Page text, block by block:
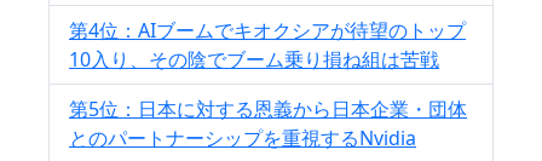
第4位：AIブームでキオクシアが待望のトップ
10入り、その陰でブーム乗り損ね組は苦戦
第5位：日本に対する恩義から日本企業・団体
とのパートナーシップを重視するNvidia